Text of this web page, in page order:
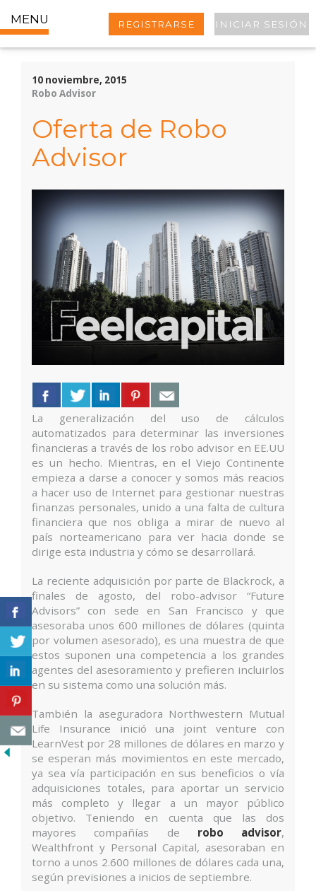
MENU REGISTRARSE INICIAR SESIÓN
10 noviembre, 2015
Robo Advisor
Oferta de Robo
Advisor
La generalización del uso de cálculos
automatizados para determinar las inversiones
financieras a través de los robo advisor en EE.UU
es un hecho. Mientras, en el Viejo Continente
empieza a darse a conocer y somos más reacios
a hacer uso de Internet para gestionar nuestras
finanzas personales, unido a una falta de cultura
financiera que nos obliga a mirar de nuevo al
país norteamericano para ver hacia donde se
dirige esta industria y cómo se desarrollará.
La reciente adquisición por parte de Blackrock, a
finales de agosto, del robo-advisor “Future
Advisors” con sede en San Francisco y que
asesoraba unos 600 millones de dólares (quinta
por volumen asesorado), es una muestra de que
estos suponen una competencia a los grandes
agentes del asesoramiento y prefieren incluirlos
en su sistema como una solución más.
También la aseguradora Northwestern Mutual
Life Insurance inició una joint venture con
LearnVest por 28 millones de dólares en marzo y
se esperan más movimientos en este mercado,
ya sea vía participación en sus beneficios o vía
adquisiciones totales, para aportar un servicio
más completo y llegar a un mayor público
objetivo. Teniendo en cuenta que las dos
mayores compañías de robo advisor,
Wealthfront y Personal Capital, asesoraban en
torno a unos 2.600 millones de dólares cada una,
según previsiones a inicios de septiembre.